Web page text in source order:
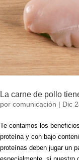
La carne de pollo
por comunicación | Dic
Te contamos los
proteína y con bajo
proteínas deben jugar un